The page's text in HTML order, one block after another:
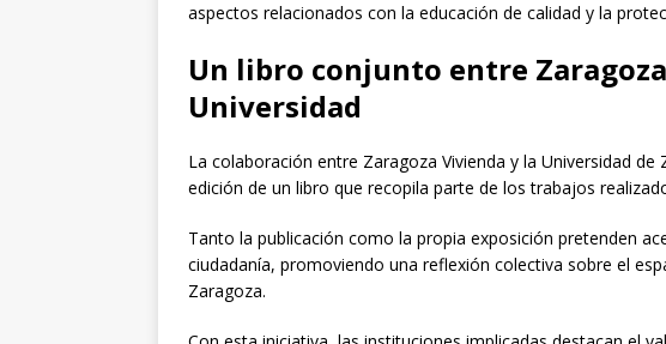
aspectos relacionados con la educación de calidad y la
Un libro conjunto entre
Universidad
La colaboración entre Zaragoza Vivienda y la Universidad
edición de un libro que recopila parte de los trabajos
Tanto la publicación como la propia exposición pretenden
ciudadanía, promoviendo una reflexión colectiva sobre el
Zaragoza.